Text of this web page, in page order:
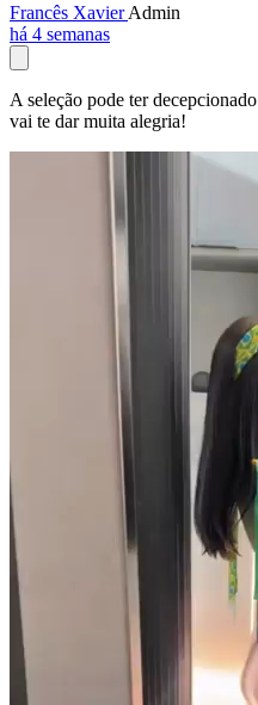
Francês XavierAdmin
há 4 semanas
A seleção pode ter
vai te dar muita alegria!